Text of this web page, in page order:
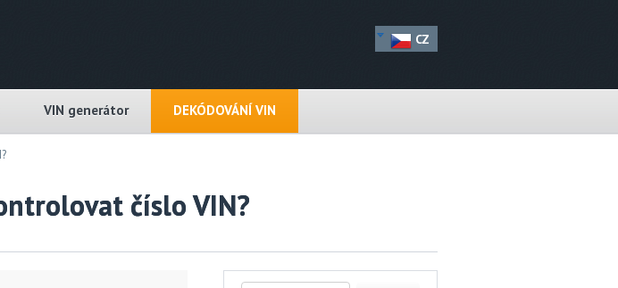
CZ
VIN generátor DEKÓDOVÁNÍ VIN
číslo VIN?